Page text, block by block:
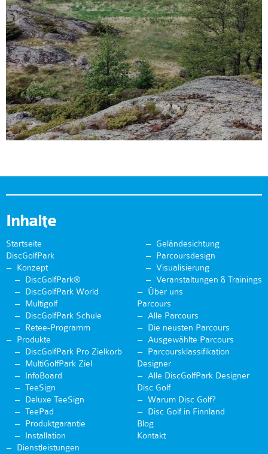
Inhalte
Startseite
DiscGolfPark
Konzept
DiscGolfPark®
DiscGolfPark World
Multigolf
DiscGolfPark Schule
Retee-Programm
Produkte
DiscGolfPark Pro Zielkorb
MultiGolfPark Ziel
InfoBoard
TeeSign
Deluxe TeeSign
TeePad
Produktgarantie
Installation
Dienstleistungen
Geländesichtung
Parcoursdesign
Visualisierung
Veranstaltungen & Trainings
Über uns
Parcours
Alle Parcours
Die neusten Parcours
Ausgewählte Parcours
Parcoursklassifikation
Designer
Alle DiscGolfPark Designer
Disc Golf
Warum Disc Golf?
Disc Golf in Finnland
Blog
Kontakt